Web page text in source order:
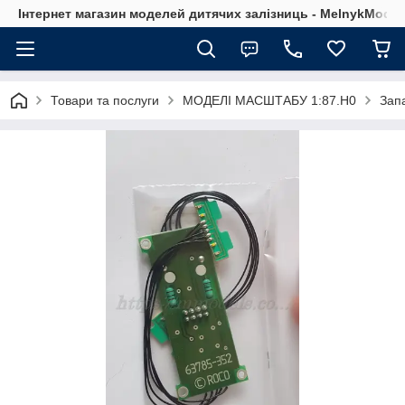
Інтернет магазин моделей дитячих залізниць -
Товари та послуги МОДЕЛІ МАСШТАБУ 1:87.H0